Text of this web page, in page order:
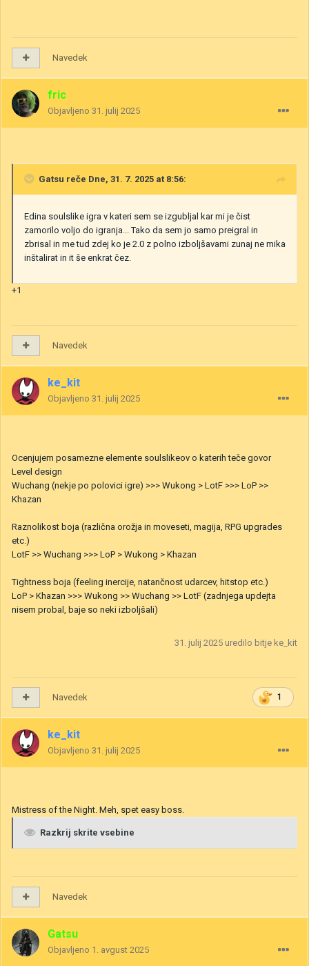
Navedek
fric
Objavljeno 31. julij 2025
Gatsu reče Dne, 31. 7. 2025 at 8:56:
Edina soulslike igra v kateri sem se izgubljal kar mi je čist
zamorilo voljo do igranja... Tako da sem jo samo preigral in
zbrisal in me tud zdej ko je 2.0 z polno izboljšavami zunaj ne mika
inštalirat in it še enkrat čez.
+1
Navedek
ke_kit
Objavljeno 31. julij 2025
Ocenjujem posamezne elemente soulslikeov o katerih teče govor
Level design
Wuchang (nekje po polovici igre) >>> Wukong > LotF >>> LoP >>
Khazan
Raznolikost boja (različna orožja in moveseti, magija, RPG upgrades
etc.)
LotF >> Wuchang >>> LoP > Wukong > Khazan
Tightness boja (feeling inercije, natančnost udarcev, hitstop etc.)
LoP > Khazan >>> Wukong >> Wuchang >> LotF (zadnjega updejta
nisem probal, baje so neki izboljšali)
31. julij 2025 uredilo bitje ke_kit
1
Navedek
ke_kit
Objavljeno 31. julij 2025
Mistress of the Night. Meh, spet easy boss.
Razkrij skrite vsebine
Navedek
Gatsu
Objavljeno 1. avgust 2025